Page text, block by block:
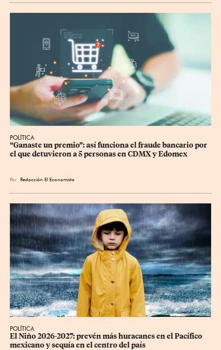
POLÍTICA
“Ganaste un premio”: así funciona el fraude bancario por
el que detuvieron a 5 personas en CDMX y Edomex
Por Redacción El Economista
POLÍTICA
El Niño 2026-2027: prevén más huracanes en el Pacífico
mexicano y sequía en el centro del país